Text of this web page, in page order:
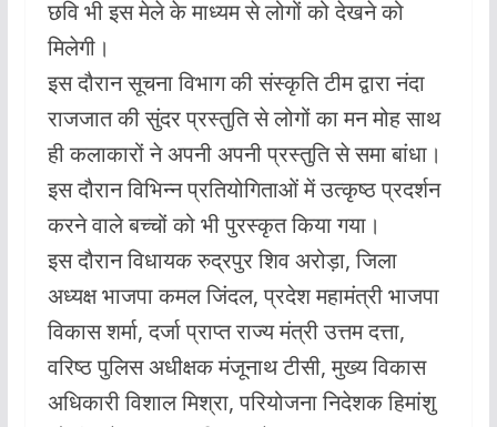
छवि भी इस मेले के माध्यम से लोगों को देखने को
मिलेगी।
इस दौरान सूचना विभाग की संस्कृति टीम द्वारा नंदा
राजजात की सुंदर प्रस्तुति से लोगों का मन मोह साथ
ही कलाकारों ने अपनी अपनी प्रस्तुति से समा बांधा।
इस दौरान विभिन्न प्रतियोगिताओं में उत्कृष्ठ प्रदर्शन
करने वाले बच्चों को भी पुरस्कृत किया गया।
इस दौरान विधायक रुद्रपुर शिव अरोड़ा, जिला
अध्यक्ष भाजपा कमल जिंदल, प्रदेश महामंत्री भाजपा
विकास शर्मा, दर्जा प्राप्त राज्य मंत्री उत्तम दत्ता,
वरिष्ठ पुलिस अधीक्षक मंजूनाथ टीसी, मुख्य विकास
अधिकारी विशाल मिश्रा, परियोजना निदेशक हिमांशु